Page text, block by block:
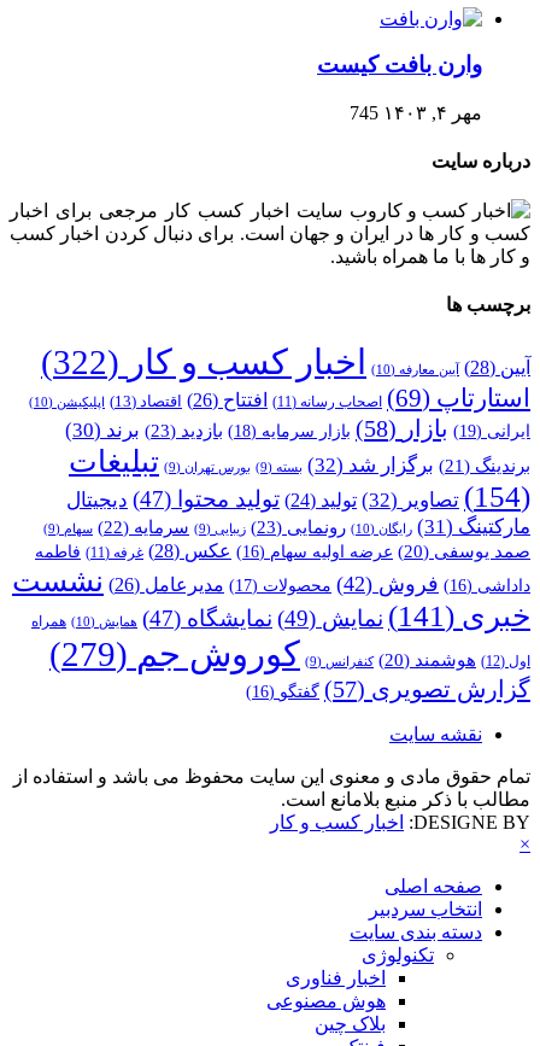
وارن بافت کیست
مهر ۴, ۱۴۰۳ 745
درباره سایت
وب سایت اخبار کسب کار مرجعی برای اخبار
کسب و کار ها در ایران و جهان است. برای دنبال کردن اخبار کسب
و کار ها با ما همراه باشید.
برچسب ها
آیین (28) آیین معارفه (10) اخبار کسب و کار (322)
استارتاپ (69) اصحاب رسانه (11) افتتاح (26) اقتصاد (13) اپلیکیشن (10)
ایرانی (19) بازار (58) بازار سرمایه (18) بازدید (23) برند (30)
برندینگ (21) برگزار شد (32) بسته (9) بورس تهران (9)
تبلیغات
(154)
تصاویر (32) تولید (24) تولید محتوا (47)
دیجیتال
مارکتینگ (31) رایگان (10) رونمایی (23) زیبایی (9) سرمایه (22) سهام (9)
صمد یوسفی (20) عرضه اولیه سهام (16) عکس (28) غرفه (11)
فاطمه
داداشی (16) فروش (42) محصولات (17) مدیرعامل (26)
نشست
خبری (141) نمایش (49) نمایشگاه (47) همایش (10) همراه
اول (12) هوشمند (20) کنفرانس (9) کوروش جم (279)
گزارش تصویری (57) گفتگو (16)
نقشه سایت
تمام حقوق مادی و معنوی این سایت محفوظ می باشد و استفاده از
مطالب با ذکر منبع بلامانع است.
DESIGNE BY:
اخبار کسب و کار
×
صفحه اصلی
انتخاب سردبیر
دسته بندی سایت
تکنولوژی
اخبار فناوری
هوش مصنوعی
بلاک چین